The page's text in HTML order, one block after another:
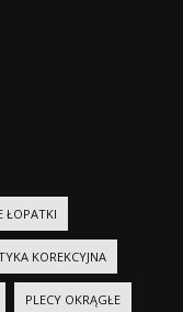
ŁOPATKI
KOREKCYJNA
PLECY OKRĄGŁE